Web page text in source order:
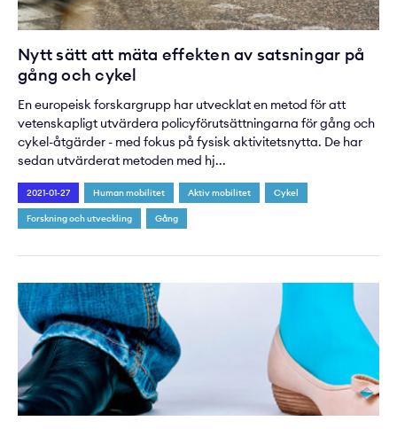
Nytt sätt att mäta effekten av satsningar på
gång och cykel
En europeisk forskargrupp har utvecklat en metod för att
vetenskapligt utvärdera policyförutsättningarna för gång och
cykel-åtgärder - med fokus på fysisk aktivitetsnytta. De har
sedan utvärderat metoden med hj...
2021-01-27 Human mobilitet Aktiv mobilitet Cykel
Forskning och utveckling Gång